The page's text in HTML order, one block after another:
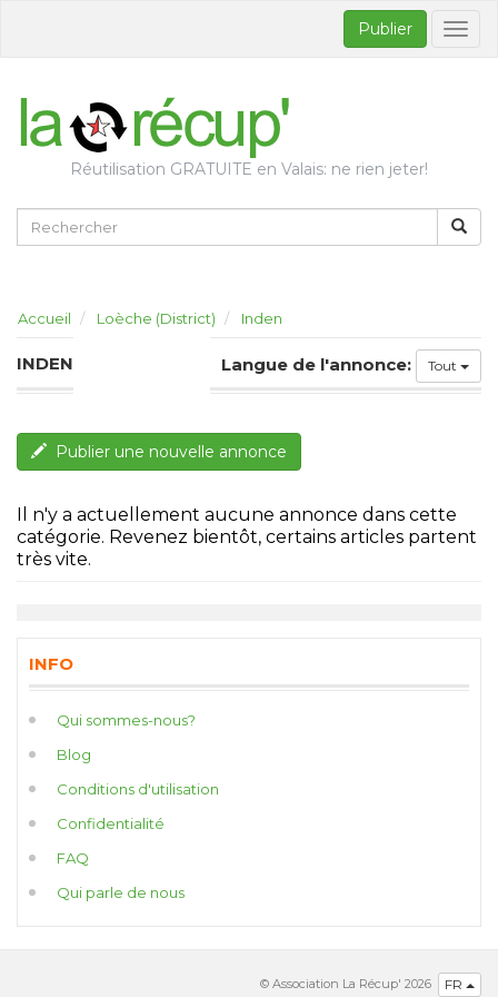
Publier
Réutilisation GRATUITE en Valais: ne rien jeter!
Accueil Loèche (District) Inden
INDEN Langue de l'annonce: Tout
Publier une nouvelle annonce
Il n'y a actuellement aucune annonce dans cette
catégorie. Revenez bientôt, certains articles partent
très vite.
INFO
Qui sommes-nous?
Blog
Conditions d'utilisation
Confidentialité
FAQ
Qui parle de nous
FR
© Association La Récup' 2026